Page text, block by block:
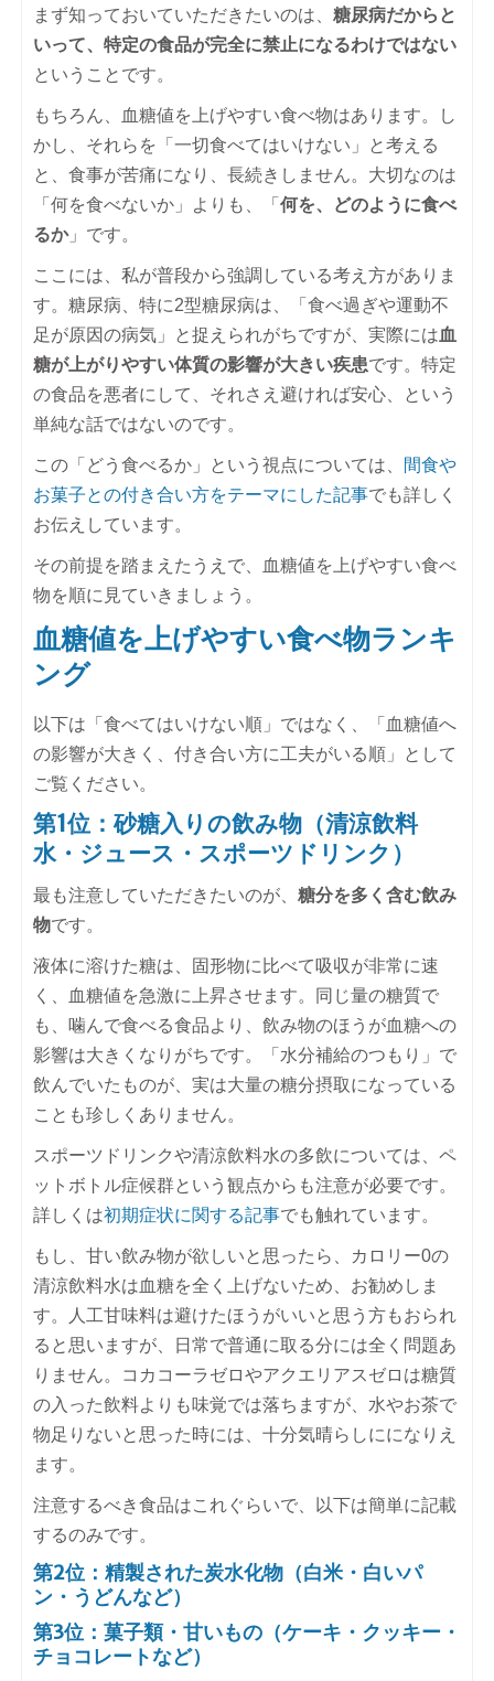
まず知っておいていただきたいのは、 糖尿病だからと
いって、特定の食品が完全に禁止になるわけではない
ということです。
もちろん、血糖値を上げやすい食べ物はあります。し
かし、それらを「一切食べてはいけない」と考える
と、食事が苦痛になり、長続きしません。大切なのは
「何を食べないか」よりも、「 何を、どのように食べ
るか」です。
ここには、私が普段から強調している考え方がありま
す。糖尿病、特に2型糖尿病は、「食べ過ぎや運動不
足が原因の病気」と捉えられがちですが、実際には血
糖が上がりやすい体質の影響が大きい疾患です。特定
の食品を悪者にして、それさえ避ければ安心、という
単純な話ではないのです。
この「どう食べるか」という視点については、
間食や
お菓子との付き合い方をテーマにした記事でも詳しく
お伝えしています。
その前提を踏まえたうえで、血糖値を上げやすい食べ
物を順に見ていきましょう。
血糖値を上げやすい食べ物ランキ
ング
以下は「食べてはいけない順」ではなく、「血糖値へ
の影響が大きく、付き合い方に工夫がいる順」として
ご覧ください。
第1位：砂糖入りの飲み物（清涼飲料
水・ジュース・スポーツドリンク）
最も注意していただきたいのが、 糖分を多く含む飲み
物です。
液体に溶けた糖は、固形物に比べて吸収が非常に速
く、血糖値を急激に上昇させます。同じ量の糖質で
も、噛んで食べる食品より、飲み物のほうが血糖への
影響は大きくなりがちです。「水分補給のつもり」で
飲んでいたものが、実は大量の糖分摂取になっている
ことも珍しくありません。
スポーツドリンクや清涼飲料水の多飲については、ペ
ットボトル症候群という観点からも注意が必要です。
詳しくは初期症状に関する記事でも触れています。
もし、甘い飲み物が欲しいと思ったら、カロリー0の
清涼飲料水は血糖を全く上げないため、お勧めしま
す。人工甘味料は避けたほうがいいと思う方もおられ
ると思いますが、日常で普通に取る分には全く問題あ
りません。コカコーラゼロやアクエリアスゼロは糖質
の入った飲料よりも味覚では落ちますが、水やお茶で
物足りないと思った時には、十分気晴らしにになりえ
ます。
注意するべき食品はこれぐらいで、以下は簡単に記載
するのみです。
第2位：精製された炭水化物（白米・白いパ
ン・うどんなど）
第3位：菓子類・甘いもの（ケーキ・クッキー・
チョコレートなど）